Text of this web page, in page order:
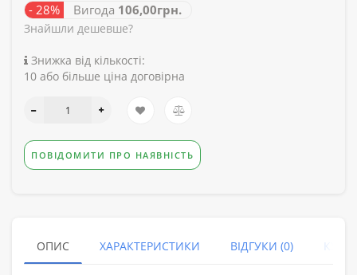
- 28% Вигода 106,00грн.
Знайшли дешевше?
Знижка від кількості:
10 або більше ціна договірна
ПОВІДОМИТИ ПРО НАЯВНІСТЬ
ОПИС ХАРАКТЕРИСТИКИ ВІДГУКИ (0)